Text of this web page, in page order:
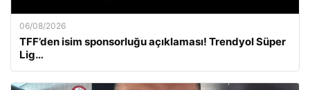
06/08/2026
TFF’den isim sponsorluğu açıklaması! Trendyol Süper
Lig…